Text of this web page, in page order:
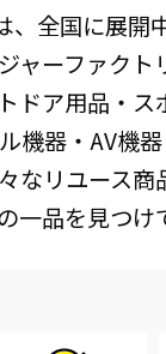
、全国に展開
ャーファクト
ドア用品・ス
機器・AV機
なリユース商
一品を見つけ